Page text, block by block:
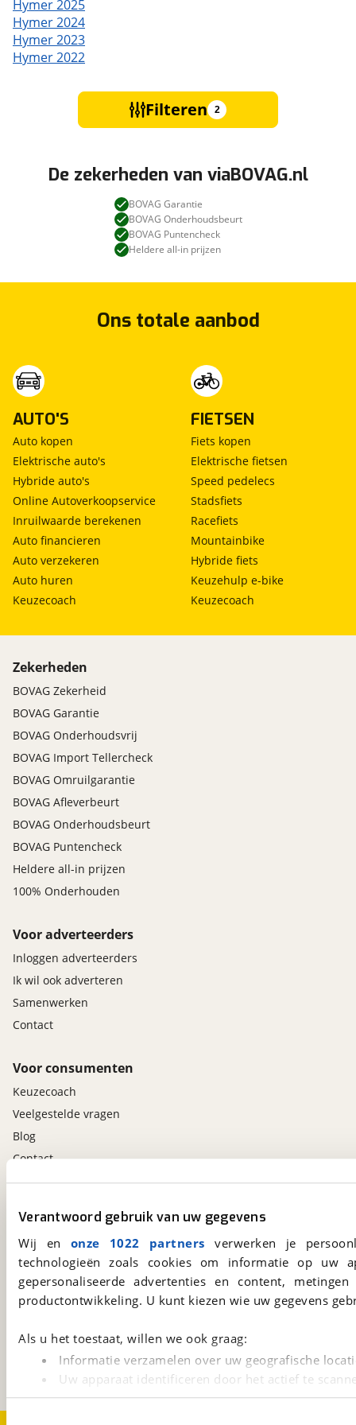
Verantwoord gebruik van uw gegevens
Wij en onze 1022 partners verwerken je
technologieën zoals cookies om informatie op
gepersonaliseerde advertenties en content,
productontwikkeling. U kunt kiezen wie uw gegevens
Als u het toestaat, willen we ook graag:
Informatie verzamelen over uw geografische
Uw apparaat identificeren door het actief te
Lees meer over hoe uw persoonlijke gegevens worden
Hymer 2025
Hymer 2024
Hymer 2023
Hymer 2022
Filteren 2
De zekerheden van viaBOVAG.nl
BOVAG Garantie
BOVAG Onderhoudsbeurt
BOVAG Puntencheck
Heldere all-in prijzen
Ons totale aanbod
AUTO'S
Auto kopen
Elektrische auto's
Hybride auto's
Online Autoverkoopservice
Inruilwaarde berekenen
Auto financieren
Auto verzekeren
Auto huren
Keuzecoach
FIETSEN
Fiets kopen
Elektrische fietsen
Speed pedelecs
Stadsfiets
Racefiets
Mountainbike
Hybride fiets
Keuzehulp e-bike
Keuzecoach
Zekerheden
BOVAG Zekerheid
BOVAG Garantie
BOVAG Onderhoudsvrij
BOVAG Import Tellercheck
BOVAG Omruilgarantie
BOVAG Afleverbeurt
BOVAG Onderhoudsbeurt
BOVAG Puntencheck
Heldere all-in prijzen
100% Onderhouden
Voor adverteerders
Inloggen adverteerders
Ik wil ook adverteren
Samenwerken
Contact
Voor consumenten
Keuzecoach
Veelgestelde vragen
Blog
Contact
viaBOVAG.nl
3981 AJBunnik
Een initiatief van
BOVAG
viaBOVAG.nl app
Download 'm nu.